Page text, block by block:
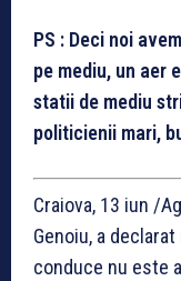
PS : Deci noi
pe mediu, un aer
statii de mediu
politicienii mari,
Craiova, 13 iun /
Genoiu, a
conduce nu este